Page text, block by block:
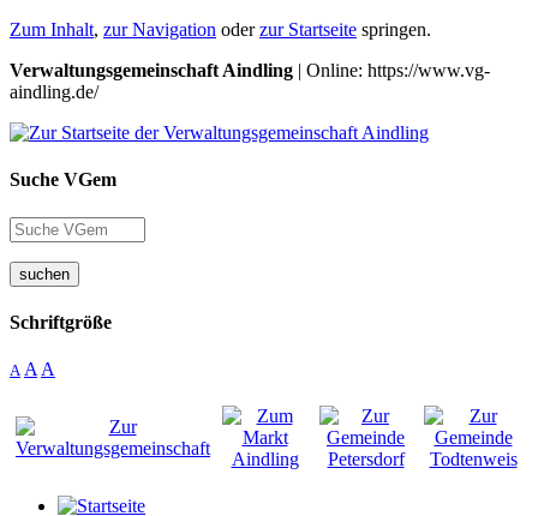
Zum Inhalt, zur Navigation oderzur Startseite springen.
Verwaltungsgemeinschaft Aindling | Online: https://www.vg-
aindling.de/
Suche VGem
suchen
Schriftgröße
A A A